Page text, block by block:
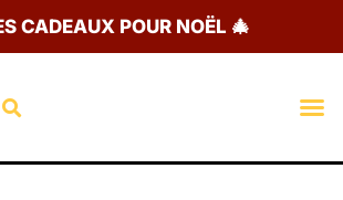
CADEAUX POUR NOËL 🎄
Rechercher